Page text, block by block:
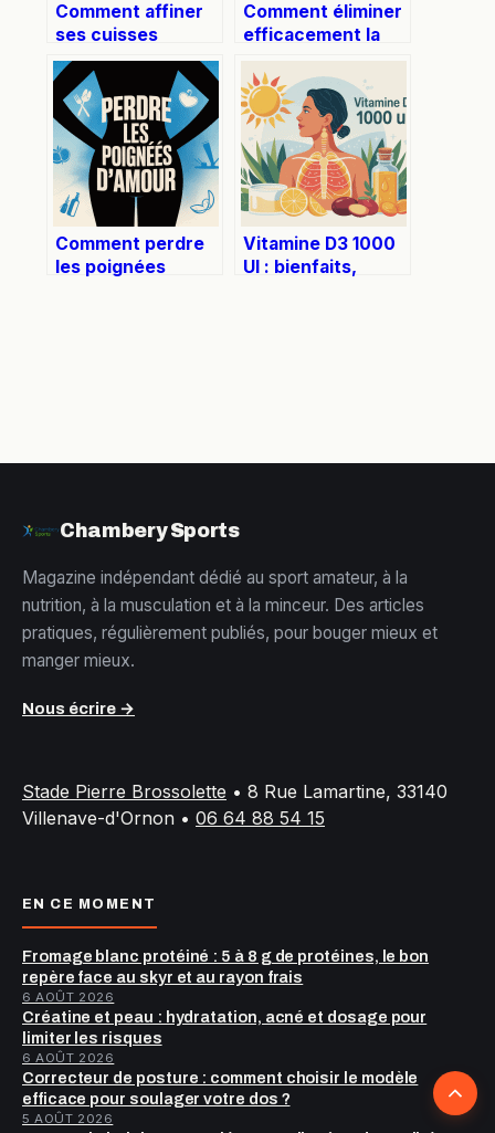
Comment affiner
ses cuisses
durablement et
efficacement
Comment éliminer
efficacement la
graisse stockée :
stratégies et
conseils pratiques
Comment perdre
les poignées
Vitamine D3 1000
UI : bienfaits,
Chambery Sports
Magazine indépendant dédié au sport amateur, à la
nutrition, à la musculation et à la minceur. Des articles
pratiques, régulièrement publiés, pour bouger mieux et
manger mieux.
Nous écrire →
Stade Pierre Brossolette • 8 Rue Lamartine, 33140
Villenave-d'Ornon • 06 64 88 54 15
EN CE MOMENT
Fromage blanc protéiné : 5 à 8 g de protéines, le bon
repère face au skyr et au rayon frais
6 AOÛT 2026
Créatine et peau : hydratation, acné et dosage pour
limiter les risques
6 AOÛT 2026
Correcteur de posture : comment choisir le modèle
efficace pour soulager votre dos ?
5 AOÛT 2026